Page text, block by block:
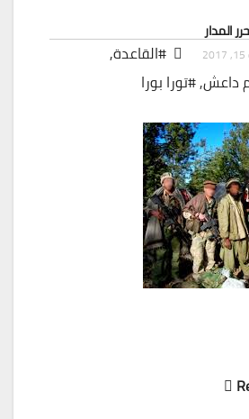
المدار
#القاعدة,
داعش,#تورا بورا